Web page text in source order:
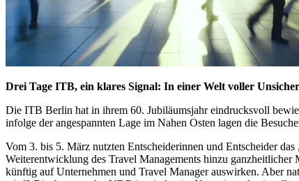
Drei Tage ITB, ein klares Signal: In einer Welt voller
Die ITB Berlin hat in ihrem 60. Jubiläumsjahr eindrucksvoll
infolge der angespannten Lage im Nahen Osten lagen die
Vom 3. bis 5. März nutzten Entscheiderinnen und Entscheider
Weiterentwicklung des Travel Managements hinzu
künftig auf Unternehmen und Travel Manager auswirken. Aber